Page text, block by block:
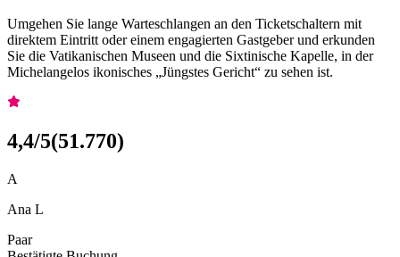
Umgehen Sie lange Warteschlangen an den Ticketschaltern mit
direktem Eintritt oder einem engagierten Gastgeber und erkunden
Sie die Vatikanischen Museen und die Sixtinische Kapelle, in der
Michelangelos ikonisches „Jüngstes Gericht“ zu sehen ist.
4,4/5(51.770)
A
Ana L
Paar